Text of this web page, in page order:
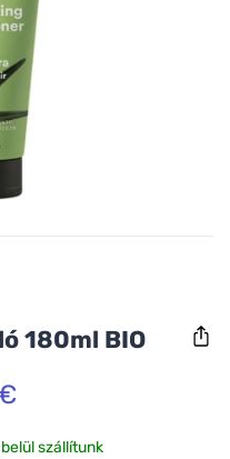
180ml BIO
szállítunk